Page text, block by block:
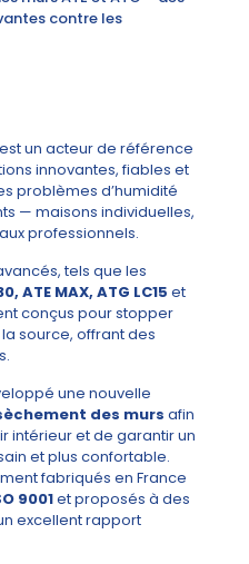
contre les
est un acteur de référence
innovantes, fiables et
problèmes d’humidité
— maisons individuelles,
professionnels.
tels que les
ATE MAX, ATG LC15 et
conçus pour stopper
source, offrant des
une nouvelle
des murs afin
intérieur et de garantir un
et plus confortable.
fabriqués en France
9001et proposés à des
excellent rapport